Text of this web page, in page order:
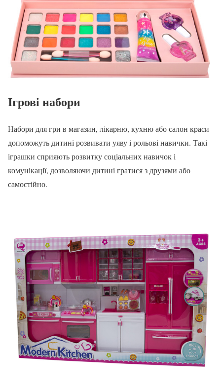
Ігрові набори
Набори для гри в магазин, лікарню, кухню або салон краси
допоможуть дитині розвивати уяву і рольові навички. Такі
іграшки сприяють розвитку соціальних навичок і
комунікації, дозволяючи дитині гратися з друзями або
самостійно.